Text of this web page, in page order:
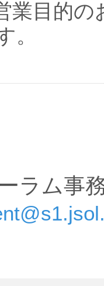
業目的の
。
ラム事